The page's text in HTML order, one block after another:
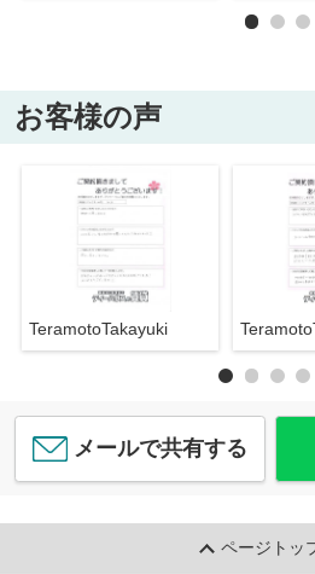
お客様の声
TeramotoTakayuki
メールで共有する
ページトッ